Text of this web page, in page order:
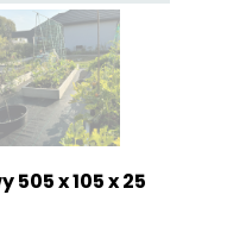
x 105 x 25